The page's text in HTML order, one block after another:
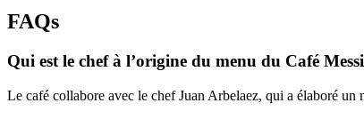
FAQs
Qui est le chef à l’origine du menu du Café
Le café collabore avec le chef Juan Arbelaez, qui a élaboré un